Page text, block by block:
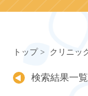
トップ クリニッ
検索結果一